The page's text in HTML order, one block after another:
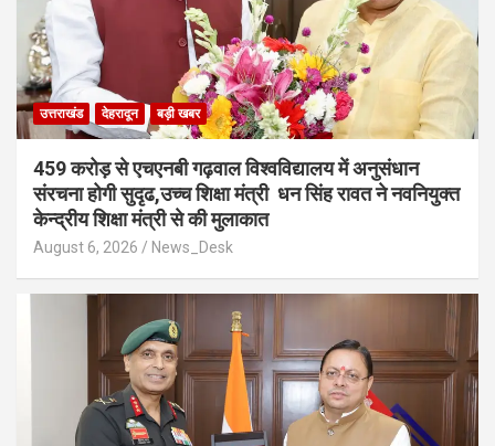
उत्तराखंड देहरादून बड़ी खबर
459 करोड़ से एचएनबी गढ़वाल विश्वविद्यालय में अनुसंधान
संरचना होगी सुदृढ,उच्च शिक्षा मंत्री धन सिंह रावत ने नवनियुक्त
केन्द्रीय शिक्षा मंत्री से की मुलाकात
August 6, 2026 News_Desk